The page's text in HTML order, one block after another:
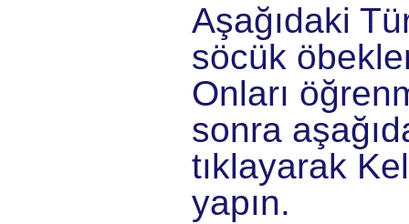
Aşağıdaki
söcük
Onları
sonra
tıklayarak
yapın.